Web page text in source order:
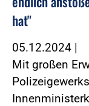
hat"
05.12.2024 |
Mit großen